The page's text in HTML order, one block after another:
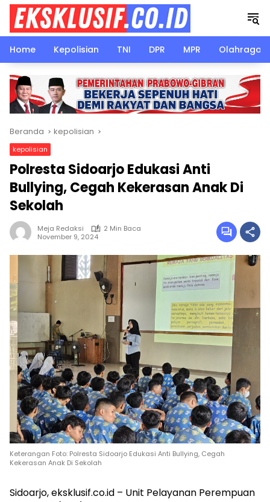
Langsung
konten
Home
Kepolisian TNI DPR MPR Olahraga
Beranda kepolisian
kepolisian
Polresta Sidoarjo Edukasi Anti
Bullying, Cegah Kekerasan Anak Di
Sekolah
Meja Redaksi
2 Min Baca
November 9, 2024
Keterangan Foto: Polresta Sidoarjo Edukasi Anti Bullying, Cegah
Kekerasan Anak Di Sekolah
Sidoarjo, eksklusif.co.id – Unit Pelayanan Perempuan